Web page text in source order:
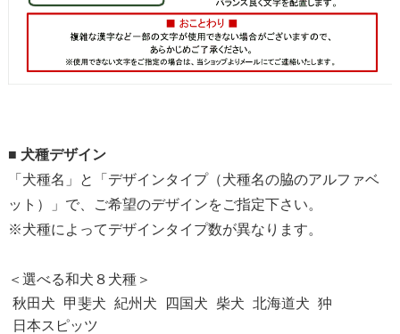
■ 犬種デザイン
「犬種名」と「デザインタイプ（犬種名の脇のアルファベ
ット）」で、ご希望のデザインをご指定下さい。
※犬種によってデザインタイプ数が異なります。
＜選べる和犬８犬種＞
秋田犬
甲斐犬 紀州犬 四国犬 柴犬 北海道犬 狆
日本スピッツ